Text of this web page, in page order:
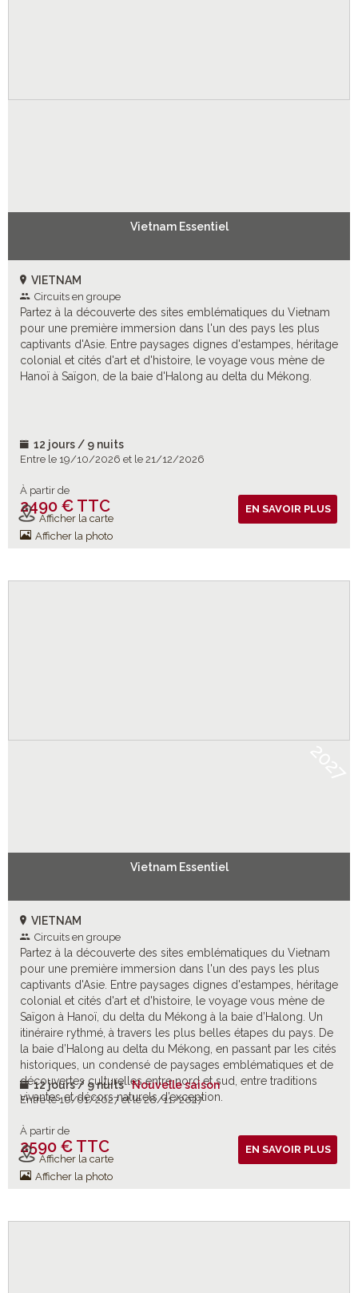
Vietnam Essentiel
VIETNAM
Circuits en groupe
Partez à la découverte des sites emblématiques du Vietnam
pour une première immersion dans l'un des pays les plus
captivants d'Asie. Entre paysages dignes d'estampes, héritage
colonial et cités d'art et d'histoire, le voyage vous mène de
Hanoï à Saïgon, de la baie d'Halong au delta du Mékong.
12 jours / 9 nuits
Entre le 19/10/2026 et le 21/12/2026
À partir de
2490 € TTC
Vols inclus
Afficher la carte
Afficher la photo
EN SAVOIR PLUS
Vietnam Essentiel
VIETNAM
Circuits en groupe
Partez à la découverte des sites emblématiques du Vietnam
pour une première immersion dans l'un des pays les plus
captivants d'Asie. Entre paysages dignes d'estampes, héritage
colonial et cités d'art et d'histoire, le voyage vous mène de
Saïgon à Hanoï, du delta du Mékong à la baie d’Halong. Un
itinéraire rythmé, à travers les plus belles étapes du pays. De
la baie d’Halong au delta du Mékong, en passant par les cités
historiques, un condensé de paysages emblématiques et de
découvertes culturelles entre nord et sud, entre traditions
vivantes et décors naturels d’exception.
12 jours / 9 nuits Nouvelle saison
Entre le 10/01/2027 et le 28/11/2027
À partir de
2590 € TTC
Vols inclus
Afficher la carte
Afficher la photo
EN SAVOIR PLUS